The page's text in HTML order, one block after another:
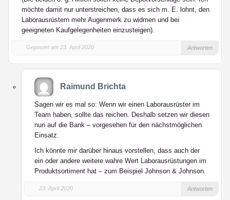
möchte damit nur unterstreichen, dass es sich m. E. lohnt, den
Laborausrüstern mehr Augenmerk zu widmen und bei
geeigneten Kaufgelegenheiten einzusteigen).
Gepostet am 23. April 2020 Antworten
Raimund Brichta
Sagen wir es mal so: Wenn wir einen Laborausrüster im
Team haben, sollte das reichen. Deshalb setzen wir diesen
nun auf die Bank – vorgesehen für den nächstmöglichen
Einsatz.
Ich könnte mir darüber hinaus vorstellen, dass auch der
ein oder andere weitere wahre Wert Laborausrüstungen im
Produktsortiment hat – zum Beispiel Johnson & Johnson.
23. April 2020 Antworten